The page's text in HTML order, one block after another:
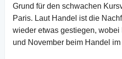
Grund für den schwachen
Paris. Laut Handel ist die
wieder etwas gestiegen,
und November beim Handel